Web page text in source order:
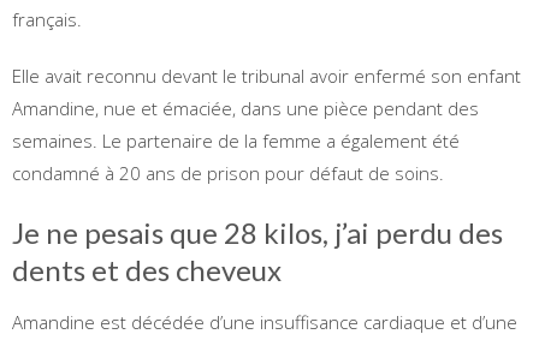
français.
Elle avait reconnu devant le tribunal avoir enfermé son enfant
Amandine, nue et émaciée, dans une pièce pendant des
semaines. Le partenaire de la femme a également été
condamné à 20 ans de prison pour défaut de soins.
Je ne pesais que 28 kilos, j’ai perdu des
dents et des cheveux
Amandine est décédée d’une insuffisance cardiaque et d’une